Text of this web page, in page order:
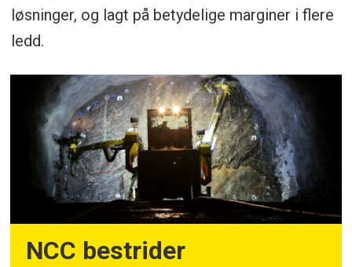
Ny kostnadsprognose (2025): 49,3 mrd.
Hevet kontrakt: Etapp Korsvägen
(entreprenør WLC – Wayss & Freytag
Ingenieurbau AG og NCC Sverige AB)
løsninger, og lagt på betydelige marginer i flere
ledd.
NCC bestrider